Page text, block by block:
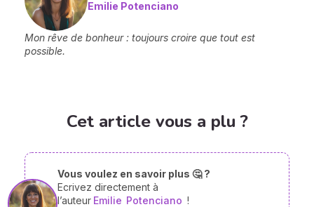
Emilie Potenciano
Mon rêve de bonheur : toujours croire que tout est
possible.
Cet article vous a plu ?
Vous voulez en savoir plus 🤔 ?
Ecrivez directement à
l’auteur Emilie Potenciano !